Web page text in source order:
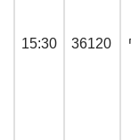
15:30 36120